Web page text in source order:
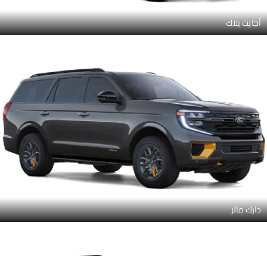
أجايت بلاك
دارك ماتر